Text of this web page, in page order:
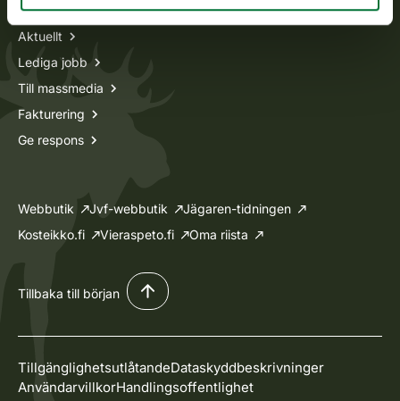
Aktuellt
Lediga jobb
Till massmedia
Fakturering
Ge respons
Webbutik Jvf-webbutik
Jägaren-tidningen
Kosteikko.fi
Vieraspeto.fi Oma riista
Tillbaka till början
TillgänglighetsutlåtandeDataskyddbeskrivninger
AnvändarvillkorHandlingsoffentlighet